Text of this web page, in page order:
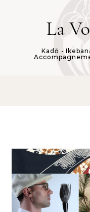
La
Kadō •